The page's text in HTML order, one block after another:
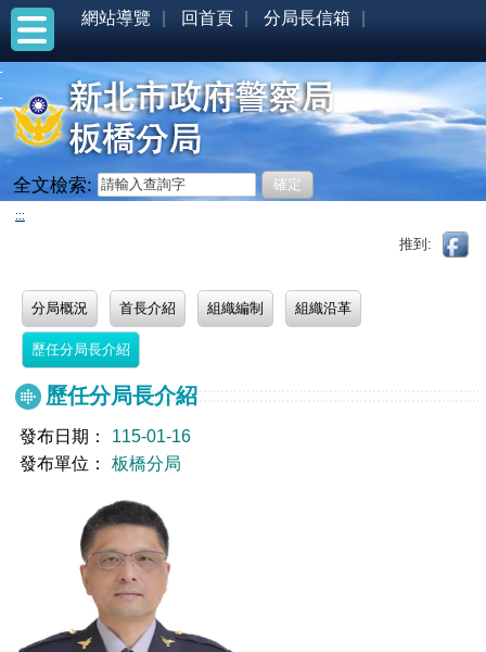
網站導覽 回首頁 分局長信箱
全文檢索:
:::
推到:
分局概況 首長介紹 組織編制 組織沿革
歷任分局長介紹
歷任分局長介紹
發布日期：
115-01-16
發布單位：
板橋分局